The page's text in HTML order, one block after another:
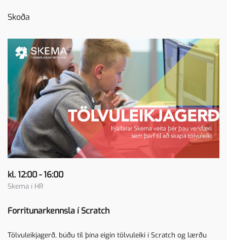
Skoða
kl. 12:00 - 16:00
Skema í HR
Forritunarkennsla í Scratch
Tölvuleikjagerð, búðu til þína eigin tölvuleiki í Scratch og lærðu